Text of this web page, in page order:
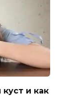
и как